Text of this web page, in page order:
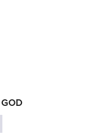
GOD